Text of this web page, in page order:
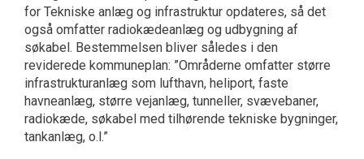
for Tekniske anlæg og infrastruktur opdateres, så det
også omfatter radiokædeanlæg og udbygning af
søkabel. Bestemmelsen bliver således i den
reviderede kommuneplan: ”Områderne omfatter større
infrastrukturanlæg som lufthavn, heliport, faste
havneanlæg, større vejanlæg, tunneller, svævebaner,
radiokæde, søkabel med tilhørende tekniske bygninger,
tankanlæg, o.l.”